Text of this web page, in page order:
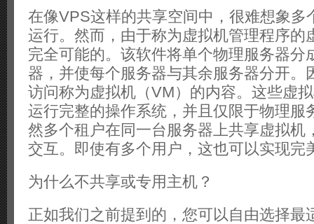
在像VPS这样的共享空间中，很难想象多
运行。然而，由于称为虚拟机管理程序的
完全可能的。该软件将单个物理服务器分
器，并使每个服务器与其余服务器分开。
访问称为虚拟机（VM）的内容。这些虚
运行完整的操作系统，并且仅限于物理服
然多个租户在同一台​​服务器上共享虚拟机
交互。即使有多个用户，这也可以实现完
为什么不共享或专用主机？
正如我们之前提到的，您可以自由选择最